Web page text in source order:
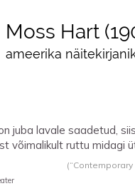
Moss Hart
ameerika
juba lavale saadetud,
võimalikult ruttu midagi
(“Contemporary